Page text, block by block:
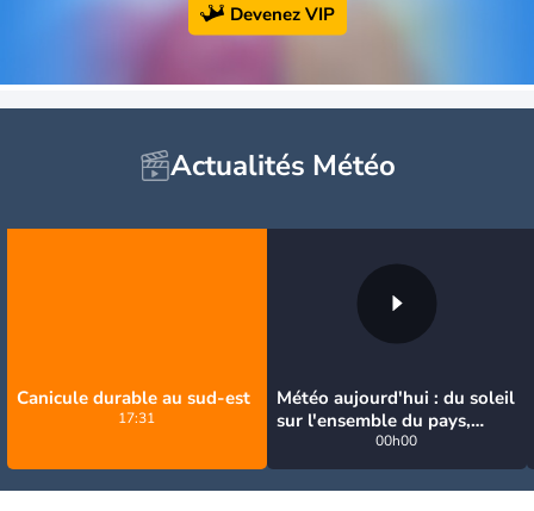
Devenez VIP
Actualités Météo
Canicule durable au sud-est
17:31
Météo aujourd'hui : du soleil
sur l'ensemble du pays,
jusqu'à 40°C au sud-est
00h00